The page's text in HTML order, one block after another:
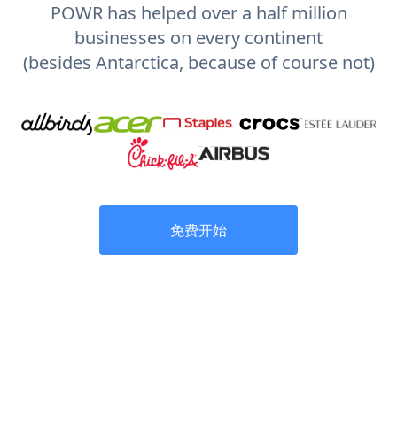
POWR has helped over a half million
businesses on every continent
(besides Antarctica, because of course not)
免费开始